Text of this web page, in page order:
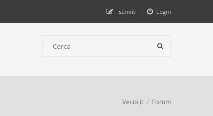
Login
Iscriviti
Vecio.it Forum